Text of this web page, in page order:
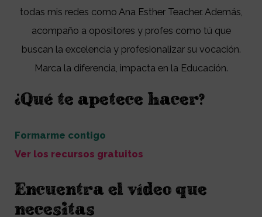
todas mis redes como Ana Esther Teacher. Además,
acompaño a opositores y profes como tú que
buscan la excelencia y profesionalizar su vocación.
Marca la diferencia, impacta en la Educación.
¿Qué te apetece hacer?
Formarme contigo
Ver los recursos gratuitos
Encuentra el vídeo que
necesitas